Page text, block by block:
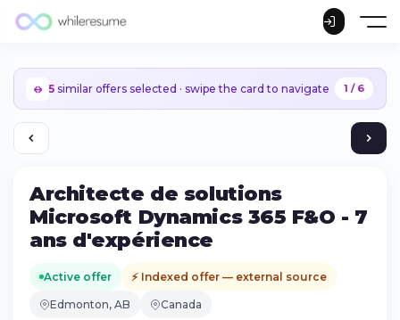
5 similar offers selected · swipe the card to navigate 1 / 6
Architecte de solutions
Microsoft Dynamics 365 F&O - 7
ans d'expérience
Active offer ⚡ Indexed offer — external source
Edmonton, AB Canada